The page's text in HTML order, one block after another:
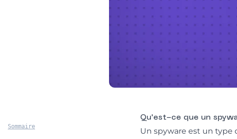
Sommaire
Qu'est-ce que un
Un spyware est un